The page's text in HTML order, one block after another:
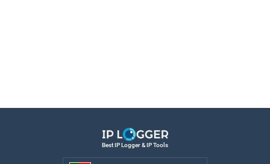
Best IP Logger & IP Tools